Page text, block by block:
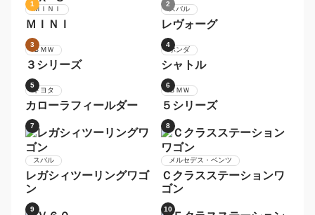
マツダ
ＲＸ−８
ＭＩＮＩ
ＭＩＮＩ
スバル
レヴォーグ
3 4